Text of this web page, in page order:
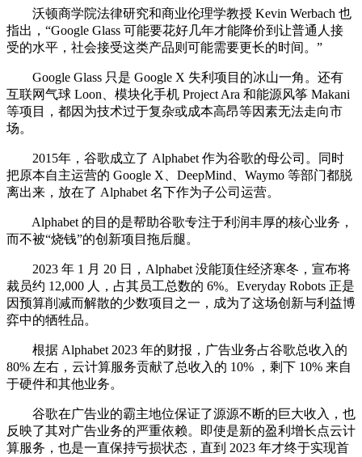
沃顿商学院法律研究和商业伦理学教授 Kevin Werbach 也
指出，“Google Glass 可能要花好几年才能降价到让普通人接
受的水平，社会接受这类产品则可能需要更长的时间。”
Google Glass 只是 Google X 失利项目的冰山一角。还有
互联网气球 Loon、模块化手机 Project Ara 和能源风筝 Makani
等项目，都因为技术过于复杂或成本高昂等因素无法走向市
场。
2015年，谷歌成立了 Alphabet 作为谷歌的母公司。同时
把原本自主运营的 Google X、DeepMind、Waymo 等部门都脱
离出来，放在了 Alphabet 名下作为子公司运营。
Alphabet 的目的是帮助谷歌专注于利润丰厚的核心业务，
而不被“烧钱”的创新项目拖后腿。
2023 年 1 月 20 日，Alphabet 没能顶住经济寒冬，宣布将
裁员约 12,000 人，占其员工总数的 6%。Everyday Robots 正是
因预算削减而解散的少数项目之一，成为了这场创新与利益博
弈中的牺牲品。
根据 Alphabet 2023 年的财报，广告业务占谷歌总收入的
80% 左右，云计算服务贡献了总收入的 10% ，剩下 10% 来自
于硬件和其他业务。
谷歌在广告业的霸主地位保证了源源不断的巨大收入，也
反映了其对广告业务的严重依赖。即使是新的盈利增长点云计
算服务，也是一直保持亏损状态，直到 2023 年才终于实现首